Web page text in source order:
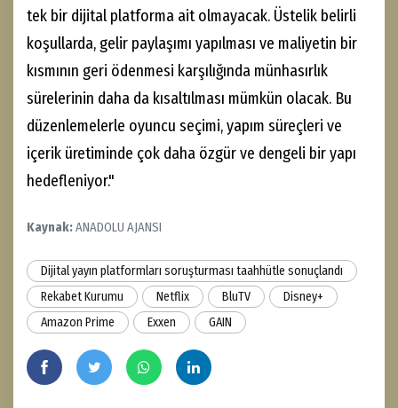
tek bir dijital platforma ait olmayacak. Üstelik belirli
koşullarda, gelir paylaşımı yapılması ve maliyetin bir
kısmının geri ödenmesi karşılığında münhasırlık
sürelerinin daha da kısaltılması mümkün olacak. Bu
düzenlemelerle oyuncu seçimi, yapım süreçleri ve
içerik üretiminde çok daha özgür ve dengeli bir yapı
hedefleniyor."
Kaynak:ANADOLU AJANSI
Dijital yayın platformları soruşturması taahhütle sonuçlandı
Rekabet Kurumu
Netflix BluTV
Disney+
Amazon Prime
Exxen GAIN